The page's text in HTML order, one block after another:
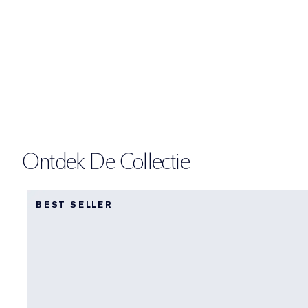
Ontdek De Collectie
BEST SELLER